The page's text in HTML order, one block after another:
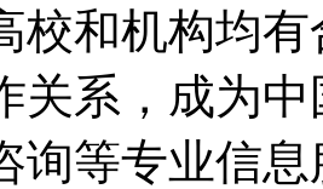
校和机构均
关系，成为
询等专业信